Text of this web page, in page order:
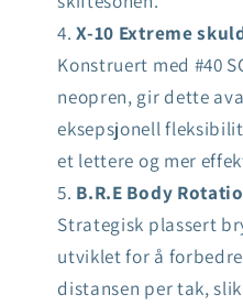
X-10 Extreme
Konstruert med #40
neopren, gir dette
eksepsjonell
et lettere og mer
B.R.E Body
Strategisk plassert
utviklet for å
distansen per tak,